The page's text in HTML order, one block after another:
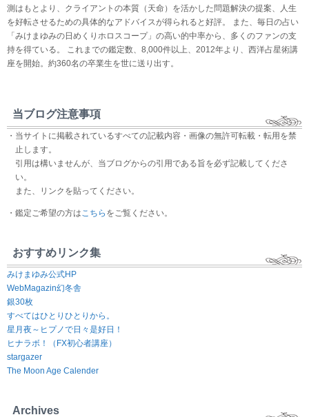
測はもとより、クライアントの本質（天命）を活かした問題解決の提案、人生
を好転させるための具体的なアドバイスが得られると好評。 また、毎日の占い
「みけまゆみの日めくりホロスコープ」の高い的中率から、多くのファンの支
持を得ている。 これまでの鑑定数、8,000件以上、2012年より、西洋占星術講
座を開始。約360名の卒業生を世に送り出す。
当ブログ注意事項
・当サイトに掲載されているすべての記載内容・画像の無許可転載・転用を禁
止します。
引用は構いませんが、当ブログからの引用である旨を必ず記載してくださ
い。
また、リンクを貼ってください。
・鑑定ご希望の方はこちら をご覧ください。
おすすめリンク集
みけまゆみ公式HP
WebMagazin幻冬舎
銀30枚
すべてはひとりひとりから。
星月夜～ヒプノで日々是好日！
ヒナラボ！（FX初心者講座）
stargazer
The Moon Age Calender
Archives